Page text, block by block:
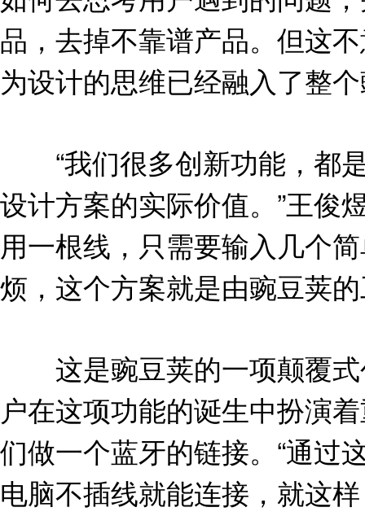
品，去掉不靠谱产品。但这
为设计的思维已经融入了整
“我们很多创新功能，都
设计方案的实际价值。”王俊
用一根线，只需要输入几个
烦，这个方案就是由豌豆荚
这是豌豆荚的一项颠覆式
户在这项功能的诞生中扮演
们做一个蓝牙的链接。“通过
电脑不插线就能连接，就这